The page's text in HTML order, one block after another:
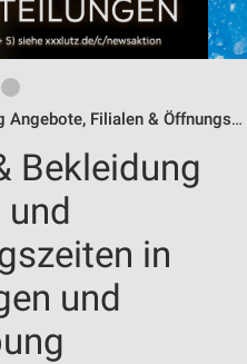
Filialen & Öffnungszeiten
Bekleidung
und
in
und